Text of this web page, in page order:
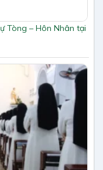
Tòng – Hôn Nhân tại